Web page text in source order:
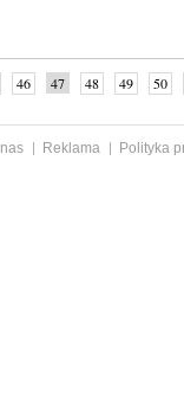
46 47 48 49
50
Reklama
Polityka